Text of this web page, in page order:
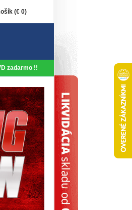
(€ 0)
zadarmo !!